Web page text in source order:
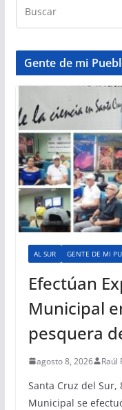
Gente de mi
AL SUR GENTE DE MI
Efectúan
Municipal
pesquera
agosto 8, 2026 Raúl
Santa Cruz del Sur,
Municipal se